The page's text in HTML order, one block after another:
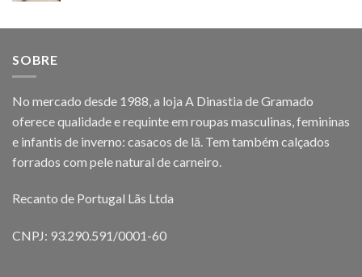
SOBRE
No mercado desde 1988, a loja A Dinastia de Gramado
oferece qualidade e requinte em roupas masculinas, femininas
e infantis de inverno: casacos de lã. Tem também calçados
forrados com pele natural de carneiro.
Recanto de Portugal Lãs Ltda
CNPJ: 93.290.591/0001-60